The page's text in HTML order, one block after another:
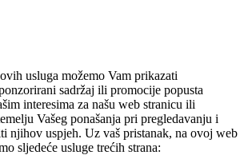
usluga možemo Vam prikazati
sadržaj ili promocije popusta
interesima za našu web stranicu ili
Vašeg ponašanja pri pregledavanju i
njihov uspjeh. Uz vaš pristanak, na ovoj web
sljedeće usluge trećih strana: